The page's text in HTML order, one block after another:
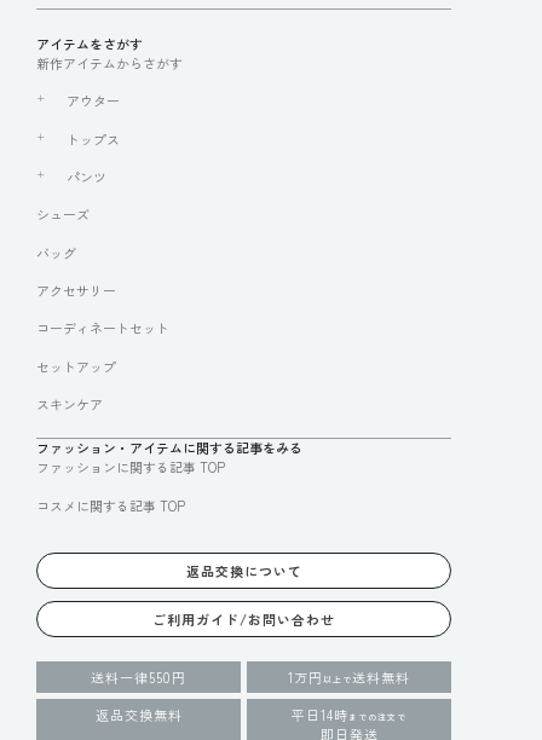
アイテムをさがす
新作アイテムからさがす
アウター
トップス
パンツ
シューズ
バッグ
アクセサリー
コーディネートセット
セットアップ
スキンケア
ファッション・アイテムに関する記事をみる
ファッションに関する記事 TOP
コスメに関する記事 TOP
返品交換について
ご利用ガイド/お問い合わせ
送料一律550円 1万円 以上で送料無料
返品交換無料
平日14時 までの注文で
即日発送